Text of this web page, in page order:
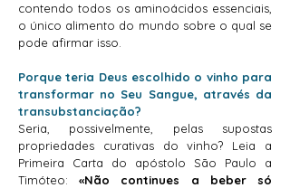
contendo todos os aminoácidos essenciais,
o único alimento do mundo sobre o qual se
pode afirmar isso.
Porque teria Deus escolhido o vinho para
transformar no Seu Sangue, através da
transubstanciação?
Seria, possivelmente, pelas supostas
propriedades curativas do vinho? Leia a
Primeira Carta do apóstolo São Paulo a
Timóteo:«Não continues a beber só